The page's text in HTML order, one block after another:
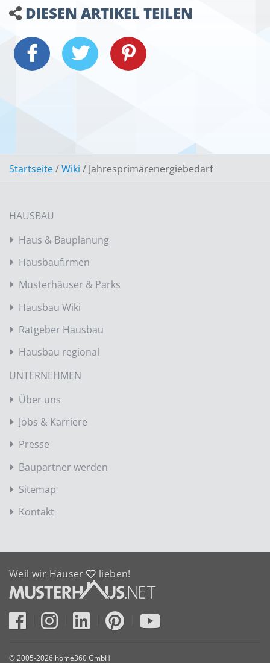
DIESEN ARTIKEL TEILEN
Startseite/Wiki / Jahresprimärenergiebedarf
HAUSBAU
Haus & Bauplanung
Hausbaufirmen
Musterhäuser & Parks
Hausbau Wiki
Ratgeber Hausbau
Hausbau regional
UNTERNEHMEN
Über uns
Jobs & Karriere
Presse
Baupartner werden
Sitemap
Kontakt
Weil wir Häuser lieben!
© 2005-2026 home360 GmbH